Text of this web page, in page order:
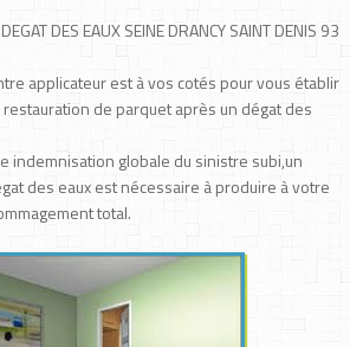
DES EAUX SEINE DRANCY SAINT DENIS 93
applicateur est à vos cotés pour vous établir
de parquet après un dégat des
indemnisation globale du sinistre subi,un
des eaux est nécessaire à produire à votre
total.